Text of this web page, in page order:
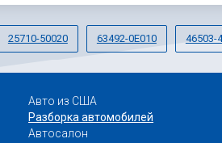
25710-50020 63492-0E010 46503-
Авто из США
Разборка автомобилей
Автосалон